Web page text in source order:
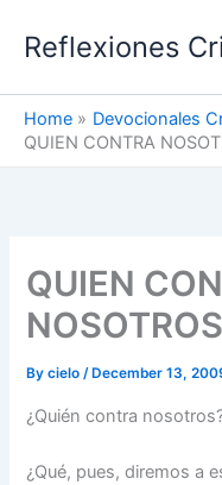
Reflexiones
Home
Devocionales
QUIEN CONTRA
QUIEN
Bycielo/ December 13,
¿Quién contra
¿Qué, pues, diremos a